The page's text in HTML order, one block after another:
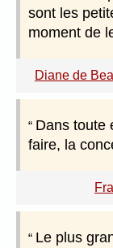
sont les
moment de
Diane de
Dans toute
faire, la
Le plus